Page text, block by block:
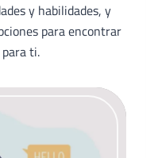
y habilidades, y
para encontrar
ti.